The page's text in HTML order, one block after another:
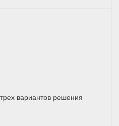
вариантов решения